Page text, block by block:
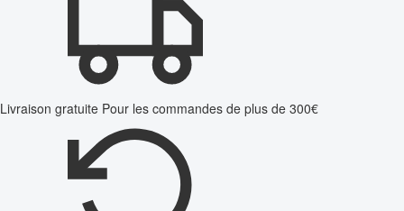
Livraison gratuite Pour les commandes de plus de 300€